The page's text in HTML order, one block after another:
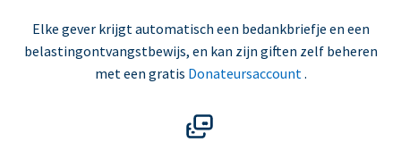
Elke gever krijgt automatisch een bedankbriefje en een
belastingontvangstbewijs, en kan zijn giften zelf beheren
met een gratis Donateursaccount .